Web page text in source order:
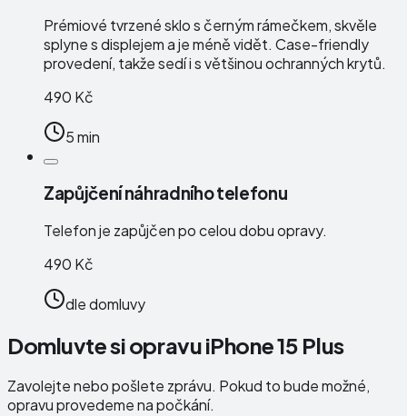
Prémiové tvrzené sklo s černým rámečkem, skvěle
splyne s displejem a je méně vidět. Case-friendly
provedení, takže sedí i s většinou ochranných krytů.
490 Kč
5 min
Zapůjčení náhradního telefonu
Telefon je zapůjčen po celou dobu opravy.
490 Kč
dle domluvy
Domluvte si opravu iPhone 15 Plus
Zavolejte nebo pošlete zprávu. Pokud to bude možné,
opravu provedeme na počkání.